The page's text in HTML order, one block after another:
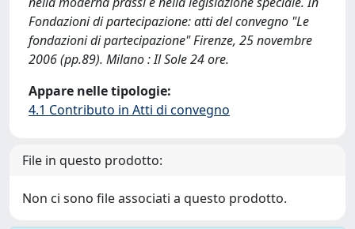
Fondazioni di partecipazione: atti del convegno "Le
fondazioni di partecipazione" Firenze, 25 novembre
2006 (pp.89). Milano : Il Sole 24 ore.
Appare nelle tipologie:
4.1 Contributo in Atti di convegno
File in questo prodotto:
Non ci sono file associati a questo prodotto.